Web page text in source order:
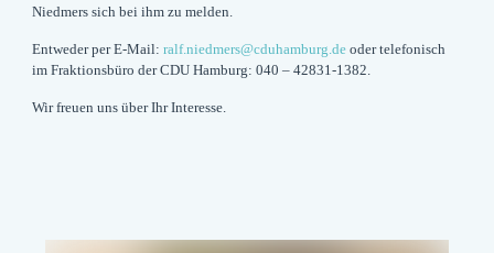
Niedmers sich bei ihm zu melden.
Entweder per E-Mail: ralf.niedmers@cduhamburg.deoder telefonisch
im Fraktionsbüro der CDU Hamburg: 040 – 42831-1382.
Wir freuen uns über Ihr Interesse.